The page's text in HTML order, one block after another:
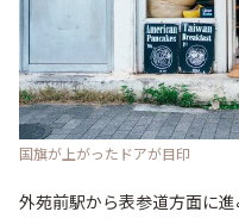
国旗が上がったドアが目印
外苑前駅から表参道方面に